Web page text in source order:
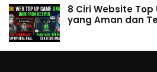
8 Ciri Website Top
yang Aman dan